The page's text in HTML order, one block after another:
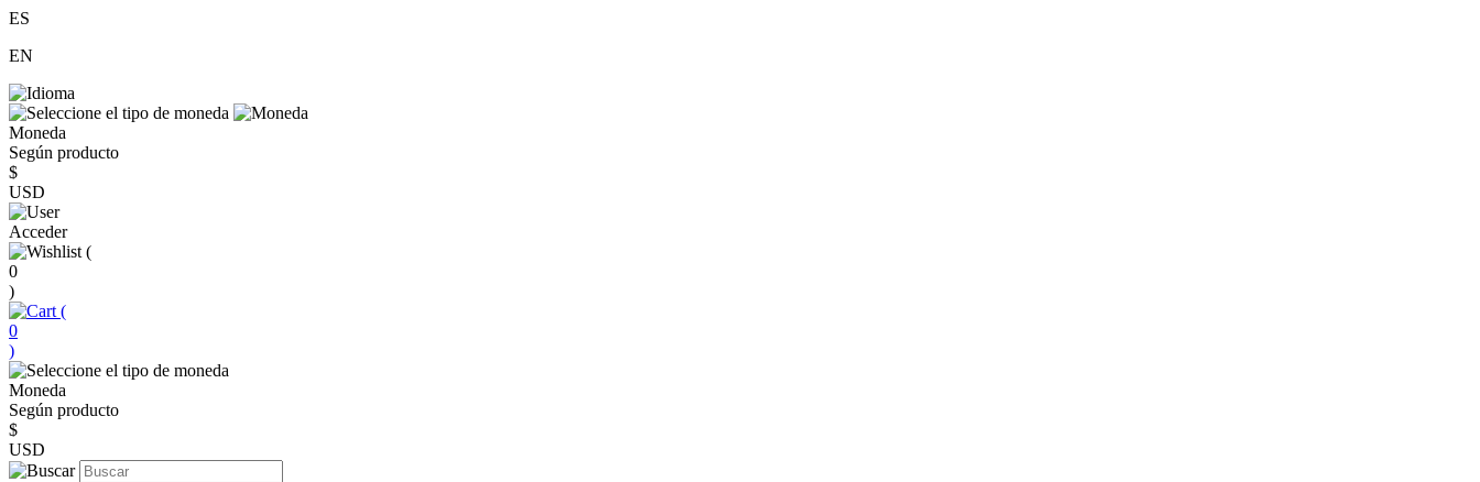
ES
EN
Moneda
Según producto
$
USD
Acceder
(
0
)
(
0
)
Moneda
Según producto
$
USD